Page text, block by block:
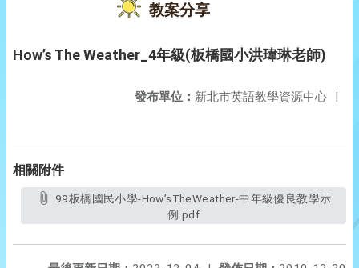
教案分享
How’s The Weather_4年級(板橋國小洪瑋琳老師)
發布單位： 新北市英語教學資源中心 |
相關附件
例.pdf